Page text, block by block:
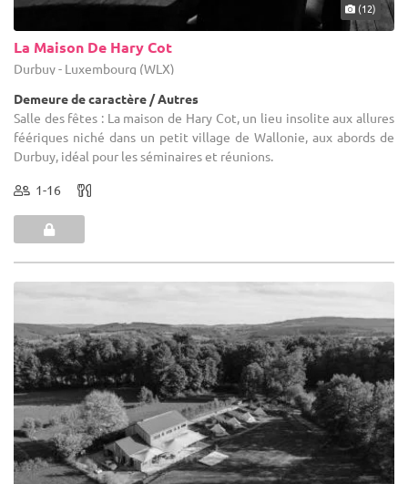
(12)
La Maison De Hary Cot
Durbuy - Luxembourg (WLX)
Demeure de caractère / Autres
Salle des fêtes : La maison de Hary Cot, un lieu insolite aux allures
féériques niché dans un petit village de Wallonie, aux abords de
Durbuy, idéal pour les séminaires et réunions.
1-16